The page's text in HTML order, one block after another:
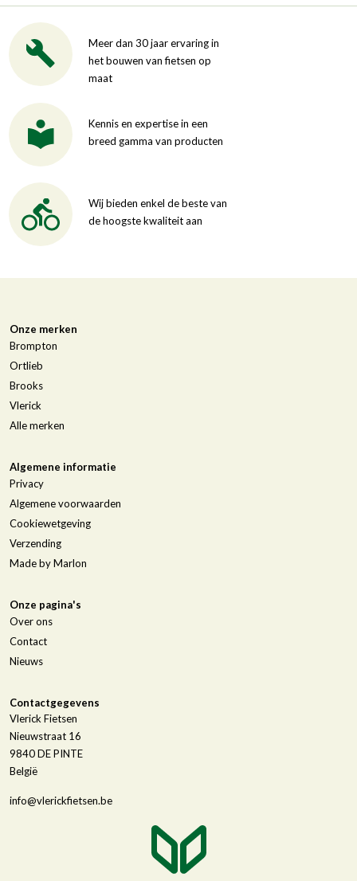
Meer dan 30 jaar ervaring in
het bouwen van fietsen op
maat
Kennis en expertise in een
breed gamma van producten
Wij bieden enkel de beste van
de hoogste kwaliteit aan
Onze merken
Brompton
Ortlieb
Brooks
Vlerick
Alle merken
Algemene informatie
Privacy
Algemene voorwaarden
Cookiewetgeving
Verzending
Made by Marlon
Onze pagina's
Over ons
Contact
Nieuws
Contactgegevens
Vlerick Fietsen
Nieuwstraat 16
9840DE PINTE
België
info@vlerickfietsen.be